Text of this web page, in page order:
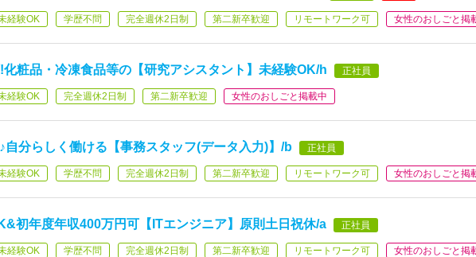
経験OK 学歴不問 完全週休2日制 第二新卒歓迎 リモートワーク可 女性のおしごと掲
化粧品・冷凍食品等の【研究アシスタント】未経験OK/h 正社員
経験OK 完全週休2日制 第二新卒歓迎 女性のおしごと掲載中
自分らしく働ける【事務スタッフ(データ入力)】/b 正社員
経験OK 学歴不問 完全週休2日制 第二新卒歓迎 リモートワーク可 女性のおしごと掲
初年度年収400万円可【ITエンジニア】原則土日祝休/a 正社員
経験OK 学歴不問 完全週休2日制 第二新卒歓迎 リモートワーク可 女性のおしごと掲